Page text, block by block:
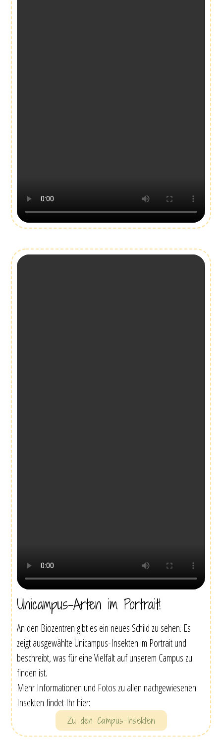
Unicampus-Arten im Portrait!
An den Biozentren gibt es ein neues Schild zu sehen. Es
zeigt ausgewählte Unicampus-Insekten im Portrait und
beschreibt, was für eine Vielfalt auf unserem Campus zu
finden ist.
Mehr Informationen und Fotos zu allen nachgewiesenen
Insekten findet Ihr hier:
Zu den Campus-Insekten